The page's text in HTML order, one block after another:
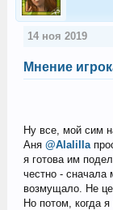
14 ноя 2019
Мнение
Ну все, мой сим
Аня @Alalilla
я готова им
честно - сначала
возмущало. Не
Но потом, когда